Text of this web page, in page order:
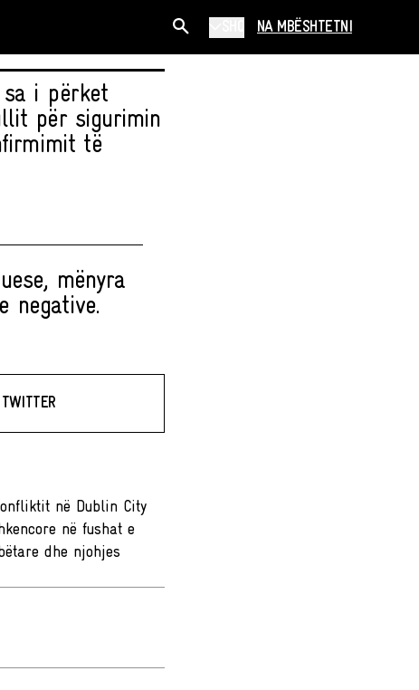
NA MBËSHTETNI
i përket
për sigurimin
të
mënyra
negative.
në Dublin City
në fushat e
dhe njohjes